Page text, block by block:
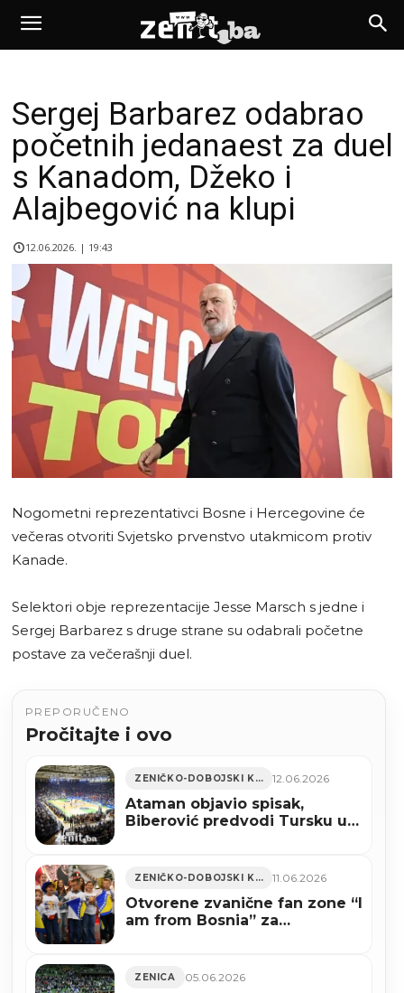
Sergej Barbarez odabrao
početnih jedanaest za duel
s Kanadom, Džeko i
Alajbegović na klupi
12.06.2026. | 19:43
Nogometni reprezentativci Bosne i Hercegovine će
večeras otvoriti Svjetsko prvenstvo utakmicom protiv
Kanade.
Selektori obje reprezentacije Jesse Marsch s jedne i
Sergej Barbarez s druge strane su odabrali početne
postave za večerašnji duel.
PREPORUČENO
Pročitajte i ovo
ZENIČKO-DOBOJSKI KANTON 12.06.2026
Ataman objavio spisak,
Biberović predvodi Tursku u
ZENIČKO-DOBOJSKI KANTON 11.06.2026
Otvorene zvanične fan zone “I
am from Bosnia” za
ZENICA 05.06.2026